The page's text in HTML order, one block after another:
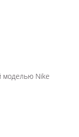
моделью Nike